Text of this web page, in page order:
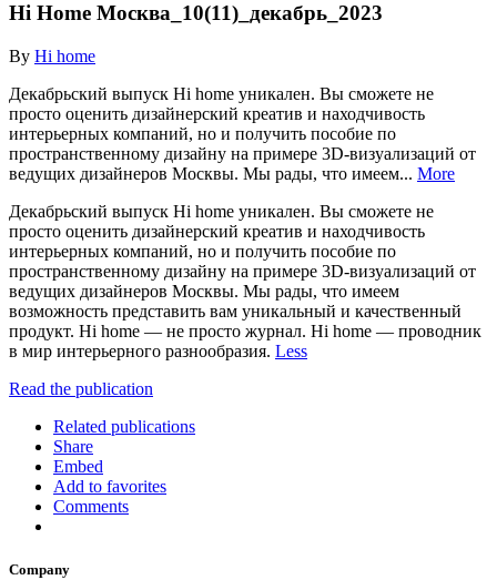
Hi Home Москва_10(11)_декабрь_2023
By Hi home
Декабрьский выпуск Hi home уникален. Вы сможете не
просто оценить дизайнерский креатив и находчивость
интерьерных компаний, но и получить пособие по
пространственному дизайну на примере 3D-визуализаций от
ведущих дизайнеров Москвы. Мы рады, что имеем... More
Декабрьский выпуск Hi home уникален. Вы сможете не
просто оценить дизайнерский креатив и находчивость
интерьерных компаний, но и получить пособие по
пространственному дизайну на примере 3D-визуализаций от
ведущих дизайнеров Москвы. Мы рады, что имеем
возможность представить вам уникальный и качественный
продукт. Hi home — не просто журнал. Hi home — проводник
в мир интерьерного разнообразия. Less
Read the publication
Related publications
Share
Embed
Add to favorites
Comments
Company